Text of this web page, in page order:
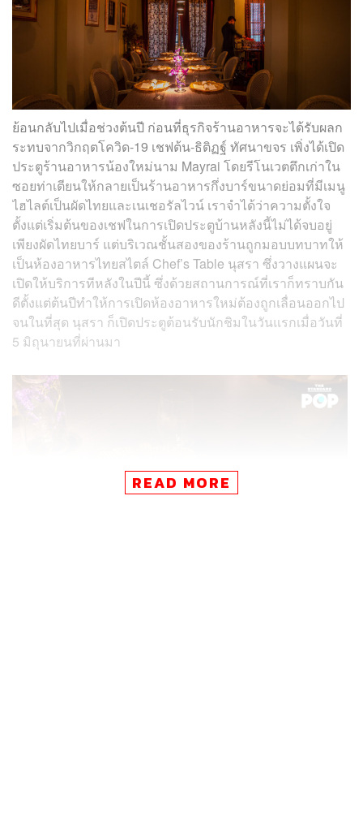
ย้อนกลับไปเมื่อช่วงต้นปี ก่อนที่ธุรกิจร้านอาหารจะได้รับผลก
ระทบจากวิกฤตโควิด-19 เชฟต้น-ธิติฏฐ์ ทัศนาขจร เพิ่งได้เปิด
ประตูร้านอาหารน้องใหม่นาม Mayrai โดยรีโนเวตตึกเก่าใน
ซอยท่าเตียนให้กลายเป็นร้านอาหารกึ่งบาร์ขนาดย่อมที่มีเมนู
ไฮไลต์เป็นผัดไทยและเนเชอรัลไวน์ เราจำได้ว่าความตั้งใจ
ตั้งแต่เริ่มต้นของเชฟในการเปิดประตูบ้านหลังนี้ไม่ได้จบอยู่
เพียงผัดไทยบาร์ แต่บริเวณชั้นสองของร้านถูกมอบบทบาทให้
เป็นห้องอาหารไทยสไตล์ Chef’s Table นุสรา ซึ่งวางแผนจะ
เปิดให้บริการทีหลังในปีนี้ ซึ่งด้วยสถานการณ์ที่เราก็ทราบกัน
ดีตั้งแต่ต้นปีทำให้การเปิดห้องอาหารใหม่ต้องถูกเลื่อนออกไป
จนในที่สุด นุสรา ก็เปิดประตูต้อนรับนักชิมในวันแรกเมื่อวันที่
5 มิถุนายนที่ผ่านมา
READ MORE